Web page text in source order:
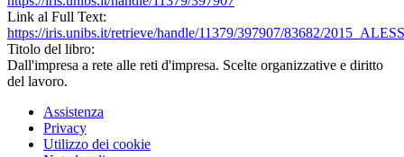
Link al Full Text:
https://iris.unibs.it/retrieve/handle/11379/397907/83682/
Titolo del libro:
Dall'impresa a rete alle reti d'impresa. Scelte organizzative e diritto
del lavoro.
Assistenza
Privacy
Utilizzo dei cookie